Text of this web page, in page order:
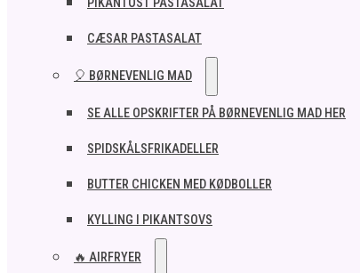
PIKANTOST PASTASALAT
CÆSAR PASTASALAT
🎈 BØRNEVENLIG MAD
SE ALLE OPSKRIFTER PÅ BØRNEVENLIG MAD HER
SPIDSKÅLSFRIKADELLER
BUTTER CHICKEN MED KØDBOLLER
KYLLING I PIKANTSOVS
🔥 AIRFRYER